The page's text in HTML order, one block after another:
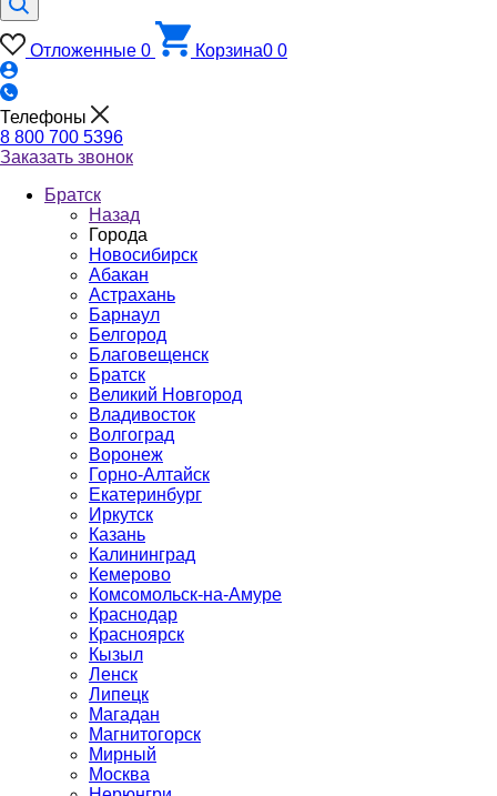
Отложенные 0 Корзина0 0
Телефоны
8 800 700 5396
Заказать звонок
Братск
Назад
Города
Новосибирск
Абакан
Астрахань
Барнаул
Белгород
Благовещенск
Братск
Великий Новгород
Владивосток
Волгоград
Воронеж
Горно-Алтайск
Екатеринбург
Иркутск
Казань
Калининград
Кемерово
Комсомольск-на-Амуре
Краснодар
Красноярск
Кызыл
Ленск
Липецк
Магадан
Магнитогорск
Мирный
Москва